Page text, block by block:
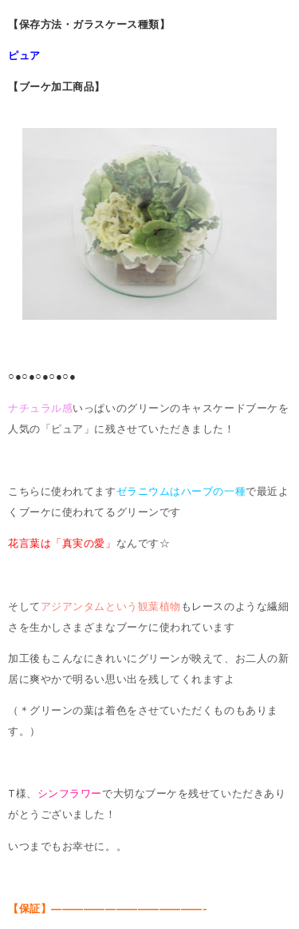
【保存方法・ガラスケース種類】
ピュア
【ブーケ加工商品】
○●○●○●○●○●
ナチュラル感いっぱいのグリーンのキャスケードブーケを
人気の「ピュア」に残させていただきました！
こちらに使われてますゼラニウムはハーブの一種で最近よ
くブーケに使われてるグリーンです
花言葉は「真実の愛」 なんです☆
そしてアジアンタムという観葉植物 もレースのような繊細
さを生かしさまざまなブーケに使われています
加工後もこんなにきれいにグリーンが映えて、お二人の新
居に爽やかで明るい思い出を残してくれますよ
（＊グリーンの葉は着色をさせていただくものもありま
す。）
T様、 シンフラワーで大切なブーケを残せていただきあり
がとうございました！
いつまでもお幸せに。。
【保証】——————————————-